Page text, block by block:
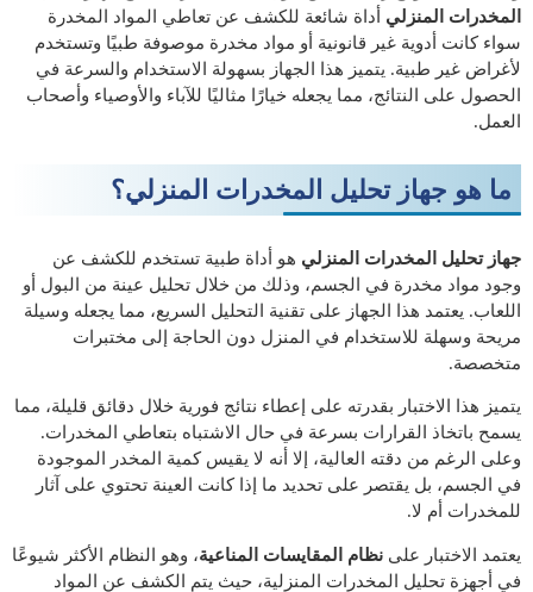
المخدرات المنزلي أداة شائعة للكشف عن تعاطي المواد المخدرة
سواء كانت أدوية غير قانونية أو مواد مخدرة موصوفة طبيًا وتستخدم
لأغراض غير طبية. يتميز هذا الجهاز بسهولة الاستخدام والسرعة في
الحصول على النتائج، مما يجعله خيارًا مثاليًا للآباء والأوصياء وأصحاب
العمل.
ما هو جهاز تحليل المخدرات المنزلي؟
جهاز تحليل المخدرات المنزلي هو أداة طبية تستخدم للكشف عن
وجود مواد مخدرة في الجسم، وذلك من خلال تحليل عينة من البول أو
اللعاب. يعتمد هذا الجهاز على تقنية التحليل السريع، مما يجعله وسيلة
مريحة وسهلة للاستخدام في المنزل دون الحاجة إلى مختبرات
متخصصة.
يتميز هذا الاختبار بقدرته على إعطاء نتائج فورية خلال دقائق قليلة، مما
يسمح باتخاذ القرارات بسرعة في حال الاشتباه بتعاطي المخدرات.
وعلى الرغم من دقته العالية، إلا أنه لا يقيس كمية المخدر الموجودة
في الجسم، بل يقتصر على تحديد ما إذا كانت العينة تحتوي على آثار
للمخدرات أم لا.
يعتمد الاختبار على نظام المقايسات المناعية، وهو النظام الأكثر شيوعًا
في أجهزة تحليل المخدرات المنزلية، حيث يتم الكشف عن المواد